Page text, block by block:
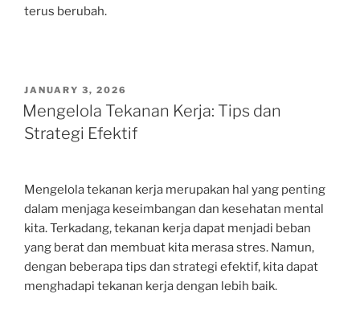
terus berubah.
POSTED
ON
JANUARY 3, 2026
Mengelola Tekanan Kerja: Tips dan
Strategi Efektif
Mengelola tekanan kerja merupakan hal yang penting
dalam menjaga keseimbangan dan kesehatan mental
kita. Terkadang, tekanan kerja dapat menjadi beban
yang berat dan membuat kita merasa stres. Namun,
dengan beberapa tips dan strategi efektif, kita dapat
menghadapi tekanan kerja dengan lebih baik.